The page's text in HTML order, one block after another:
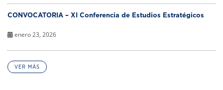
CONVOCATORIA – XI Conferencia de Estudios Estratégicos
enero 23, 2026
VER MÁS